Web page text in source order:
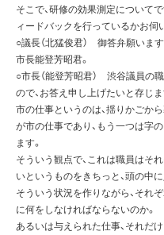
そこで、研修の効果測定について
ィードバックを行っているかお伺
○議長（北猛俊君） 御答弁願います
市長能登芳昭君。
○市長（能登芳昭君） 渋谷議員の
ので、お答え申し上げたいと存じま
市の仕事というのは、揺りかごか
が市の仕事であり、もう一つは字
ます。
そういう観点で、これは職員はそ
いというものをきちっと、頭の中
そういう状況を作りながら、それ
に何をしなければならないのか。
あるいは与えられた仕事、それだ